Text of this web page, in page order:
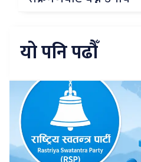
यो पनि पढौँ